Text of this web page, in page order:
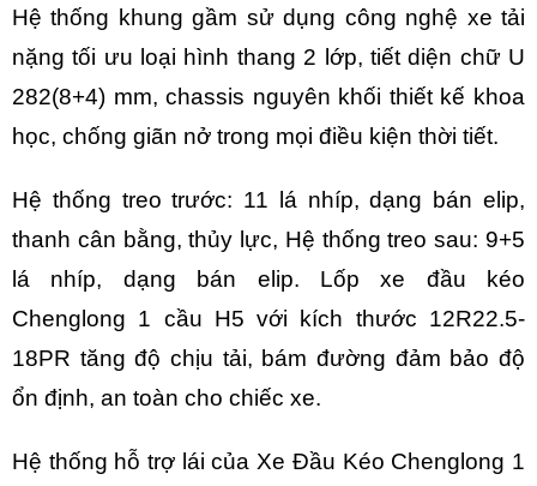
Hệ thống khung gầm sử dụng công nghệ xe tải
nặng tối ưu loại hình thang 2 lớp, tiết diện chữ U
282(8+4) mm, chassis nguyên khối thiết kế khoa
học, chống giãn nở trong mọi điều kiện thời tiết.
Hệ thống treo trước: 11 lá nhíp, dạng bán elip,
thanh cân bằng, thủy lực, Hệ thống treo sau: 9+5
lá nhíp, dạng bán elip. Lốp xe đầu kéo
Chenglong 1 cầu H5 với kích thước 12R22.5-
18PR tăng độ chịu tải, bám đường đảm bảo độ
ổn định, an toàn cho chiếc xe.
Hệ thống hỗ trợ lái của Xe Đầu Kéo Chenglong 1